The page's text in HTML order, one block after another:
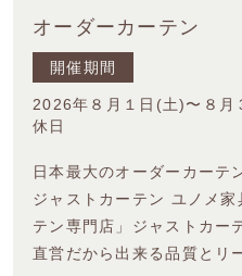
オーダーカーテン
開催期間
2026年８月１日(土)〜８
休日
日本最大のオーダーカー
ジャストカーテン ユノメ
テン専門店」ジャストカー
直営だから出来る品質とリ